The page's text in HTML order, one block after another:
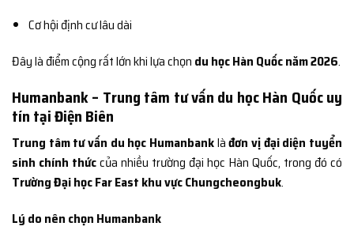
Cơ hội định cư lâu dài
Đây là điểm cộng rất lớn khi lựa chọn du học Hàn Quốc năm 2026.
Humanbank – Trung tâm tư vấn du học Hàn Quốc uy
tín tại Điện Biên
Trung tâm tư vấn du học Humanbanklàđơn vị đại diện tuyển
sinh chính thứccủa nhiều trường đại học Hàn Quốc, trong đó có
Trường Đại học Far East khu vực Chungcheongbuk.
Lý do nên chọn Humanbank